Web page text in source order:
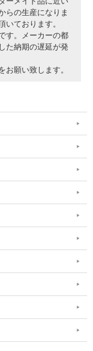
らの生産になりま
いております。
す。メーカーの都
た納期の遅延が発
お願い致します。